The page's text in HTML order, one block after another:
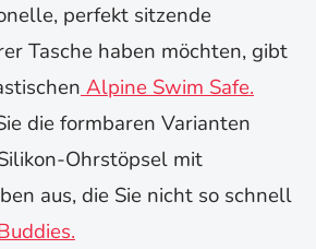
perfekt sitzende
Tasche haben möchten, gibt
Alpine Swim Safe.
die formbaren Varianten
Ohrstöpsel mit
aus, die Sie nicht so schnell